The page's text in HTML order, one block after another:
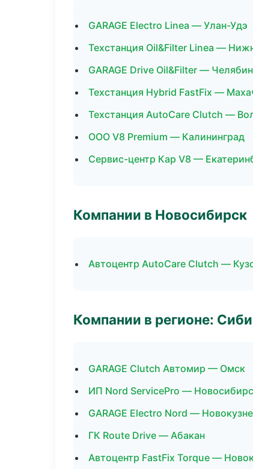
GARAGE Electro Linea — Улан-Удэ
Техстанция Oil&Filter Linea —
GARAGE Drive Oil&Filter —
Техстанция Hybrid FastFix —
Техстанция AutoCare Clutch —
ООО V8 Premium — Калининград
Сервис-центр Кар V8 —
Компании в Новосибирск
Автоцентр AutoCare Clutch —
Компании в регионе:
GARAGE Clutch Автомир — Омск
ИП Nord ServicePro —
GARAGE Electro Nord —
ГК Route Drive — Абакан
Автоцентр FastFix Torque —